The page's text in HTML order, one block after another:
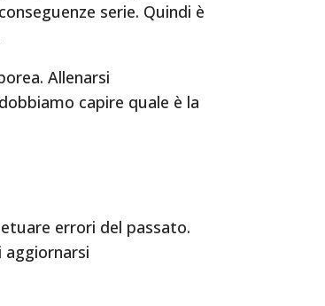
serie. Quindi è
Allenarsi
capire quale è la
errori del passato.
aggiornarsi